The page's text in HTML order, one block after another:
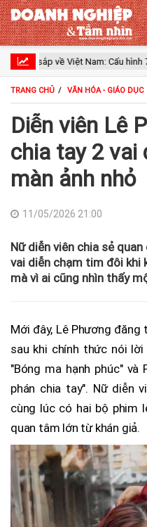
Nam: Cấu hình 7 chỗ 'thách
TRANG CHỦ VĂN HÓA - GIÁO DỤC
Diễn viên Lê
chia tay 2 vai
màn ảnh nhỏ
11/05/2026 21:00
Nữ diễn viên chia sẻ
vai diễn chạm tim đôi khi
mà vì ai cũng nhìn thấy
Mới đây, Lê Phương
sau khi chính thức nói
"Bóng ma hạnh phúc" và
phán chia tay". Nữ diễn
cùng lúc có hai bộ phim
quan tâm lớn từ khán giả.